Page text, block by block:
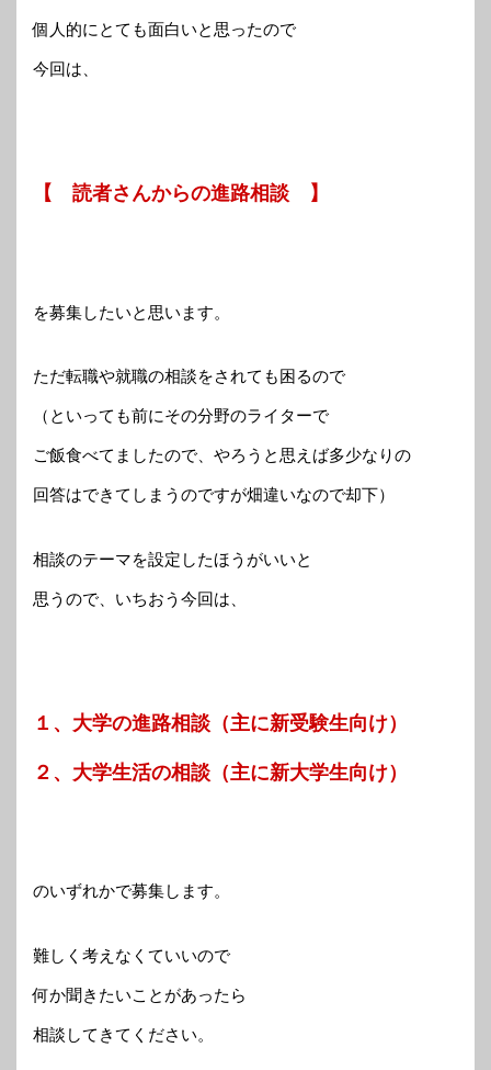
個人的にとても面白いと思ったので
今回は、
【 読者さんからの進路相談 】
を募集したいと思います。
ただ転職や就職の相談をされても困るので
（といっても前にその分野のライターで
ご飯食べてましたので、やろうと思えば多少なりの
回答はできてしまうのですが畑違いなので却下）
相談のテーマを設定したほうがいいと
思うので、いちおう今回は、
１、大学の進路相談（主に新受験生向け）
２、大学生活の相談（主に新大学生向け）
のいずれかで募集します。
難しく考えなくていいので
何か聞きたいことがあったら
相談してきてください。